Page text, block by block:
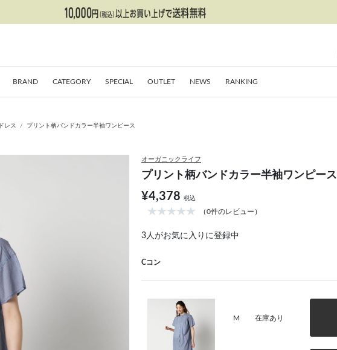
BRAND CATEGORY SPECIAL OUTLET NEWS RANKING
レス プリント柄バンドカラー半袖ワンピース
オーガニックライフ
プリント柄バンドカラー半袖ワンピース
¥4,378 税込
（0件のレビュー）
3人がお気に入りに登録中
Cコン
M 在庫あり